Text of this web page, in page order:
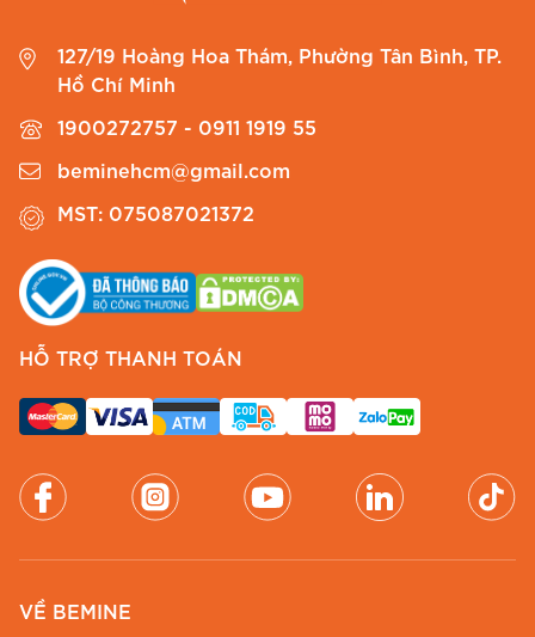
127/19 Hoàng Hoa Thám, Phường Tân Bình, TP.
Hồ Chí Minh
1900272757 - 0911 1919 55
beminehcm@gmail.com
MST: 075087021372
HỖ TRỢ THANH TOÁN
VỀ BEMINE